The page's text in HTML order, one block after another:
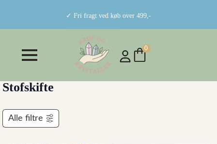
✓ Fri fragt ved køb over 499,-
0
Stofskifte
Alle filtre